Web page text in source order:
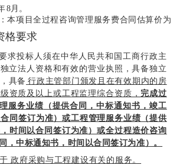
8 月。
本项目全过程咨询管理服务 费合同估算价为
格要求
求投标人须在中华人民共和国工商行政主
立法人资格和有效的营业执照，具备独立
具备 行政主管部门颁发且在有效期内的房
资质及以上或工程监理综合资质， 完成过
服务业绩 （提供合同，中标通知书，竣工
同签订为准）或工程管理服务业绩（提供
时间以合同签订为准）或全过程造价咨询
，中标通知书，时间以合同签订为准）。
政府采购与工程建设有关的服务。